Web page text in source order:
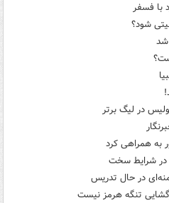
با فسفر
شود؟
شد
در لیگ برتر
به همراهی کرد
در شرایط سخت
در حال تدریس
تنگه هرمز نیست